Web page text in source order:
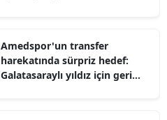
Amedspor'un transfer
harekatında sürpriz hedef:
Galatasaraylı yıldız için geri